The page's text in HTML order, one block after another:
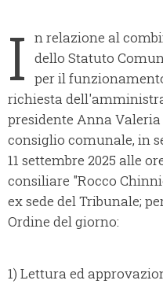
I n relazione al
dello Statuto
per il
richiesta
presidente Anna
consiglio comunale, in
11 settembre 2025 alle
consiliare "Rocco
ex sede del Tribunale;
Ordine del giorno:
1) Lettura ed